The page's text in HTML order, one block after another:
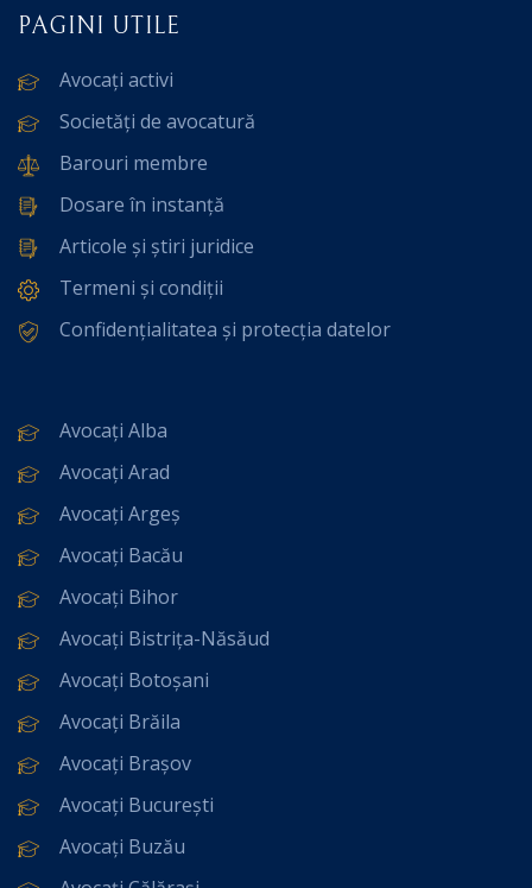
PAGINI UTILE
Avocați activi
Societăți de avocatură
Barouri membre
Dosare în instanță
Articole și știri juridice
Termeni și condiții
Confidențialitatea și protecția datelor
Avocați Alba
Avocați Arad
Avocați Argeș
Avocați Bacău
Avocați Bihor
Avocați Bistrița-Năsăud
Avocați Botoșani
Avocați Brăila
Avocați Brașov
Avocați București
Avocați Buzău